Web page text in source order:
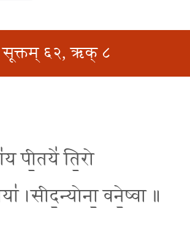
६२, ऋक् ८
पी॒तये॑ ति॒रो
।सीद॒न्योना॒ वने॒ष्वा ॥